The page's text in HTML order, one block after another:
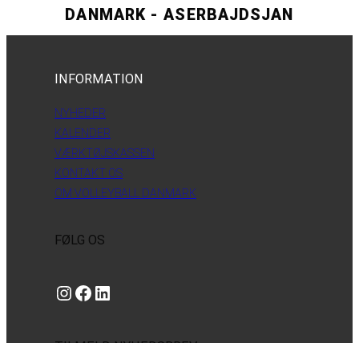
DANMARK - ASERBAJDSJAN
INFORMATION
NYHEDER
KALENDER
VÆRKTØJSKASSEN
KONTAKT OS
OM VOLLEYBALL DANMARK
FØLG OS
Instagram https://www.facebook.com/danishbeachvolleytour LinkedIn